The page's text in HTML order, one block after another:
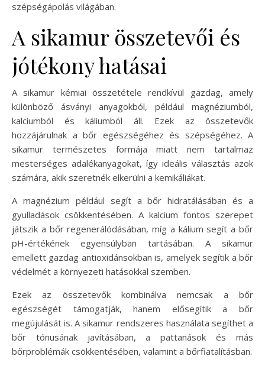
szépségápolás világában.
A sikamur összetevői és
jótékony hatásai
A sikamur kémiai összetétele rendkívül gazdag, amely
különböző ásványi anyagokból, például magnéziumból,
kalciumból és káliumból áll. Ezek az összetevők
hozzájárulnak a bőr egészségéhez és szépségéhez. A
sikamur természetes formája miatt nem tartalmaz
mesterséges adalékanyagokat, így ideális választás azok
számára, akik szeretnék elkerülni a kemikáliákat.
A magnézium például segít a bőr hidratálásában és a
gyulladások csökkentésében. A kalcium fontos szerepet
játszik a bőr regenerálódásában, míg a kálium segít a bőr
pH-értékének egyensúlyban tartásában. A sikamur
emellett gazdag antioxidánsokban is, amelyek segítik a bőr
védelmét a környezeti hatásokkal szemben.
Ezek az összetevők kombinálva nemcsak a bőr
egészségét támogatják, hanem elősegítik a bőr
megújulását is. A sikamur rendszeres használata segíthet a
bőr tónusának javításában, a pattanások és más
bőrproblémák csökkentésében, valamint a bőrfiatalításban.